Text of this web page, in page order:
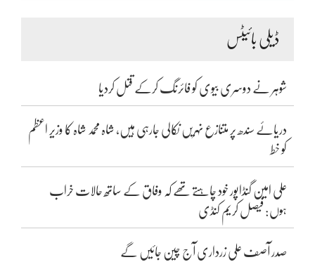
ڈیلی بائیٹس
شوہر نے دوسری بیوی کو فائرنگ کرکے قتل کردیا
دریائے سندھ پر متنازع نہریں نکالی جارہی ہیں، شاہ محمد شاہ کا وزیر اعظم
کو خط
علی امین گنڈاپور خود چاہتے تھے کہ وفاق کے ساتھ حالات خراب
ہوں: فیصل کریم کنڈی
صدر آصف علی زرداری آج چین جائیں گے